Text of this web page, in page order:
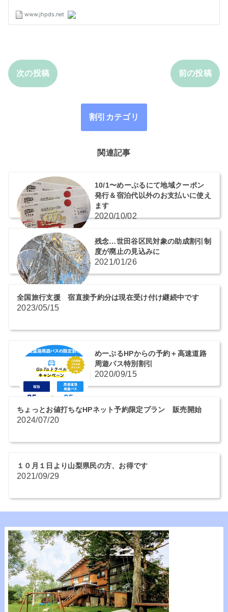
次の投稿 前の投稿
割引カテゴリ
関連記事
10/1〜めーぷるにて地域クーポン
発行＆宿泊代以外のお支払いに使え
ます
2020/10/02
残念…世田谷区民対象の助成割引制
度が廃止の見込みに
2021/01/26
全国旅行支援 宿直接予約分は現在受け付け継続中です
2023/05/15
めーぷるHPからの予約＋高速道路
周遊パス特別割引
2020/09/15
ちょっとお値打ちなHPネット予約限定プラン 販売開始
2024/07/20
１０月１日より山梨県民の方、お得です
2021/09/29